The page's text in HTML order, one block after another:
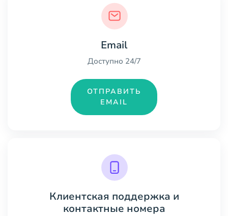
Email
Доступно 24/7
ОТПРАВИТЬ
EMAIL
Клиентская поддержка и
контактные номера